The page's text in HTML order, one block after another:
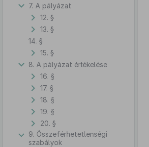
7. A pályázat
12. §
13. §
14. §
15. §
8. A pályázat értékelése
16. §
17. §
18. §
19. §
20. §
9. Összeférhetetlenségi
szabályok